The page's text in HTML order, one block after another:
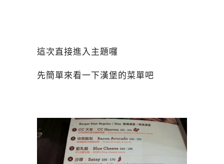
這次直接進入主題囉
先簡單來看一下漢堡的菜單吧